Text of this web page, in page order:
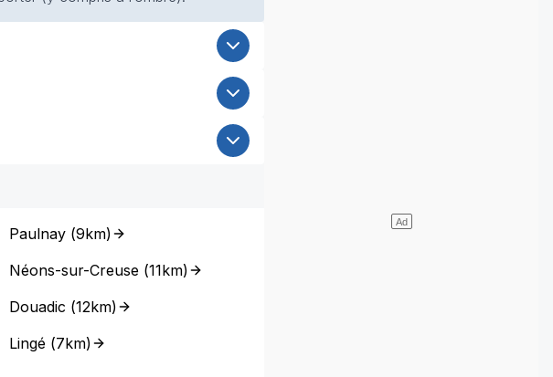
Paulnay(9km)
Néons-sur-Creuse(11km)
Douadic (12km)
Lingé(7km)